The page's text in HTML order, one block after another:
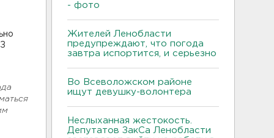
- фото
Жителей Ленобласти
предупреждают, что погода
завтра испортится, и серьезно
Во Всеволожском районе
ищут девушку-волонтера
Неслыханная жестокость.
Депутатов ЗакСа Ленобласти